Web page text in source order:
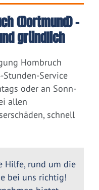
(Dortmund) –
gründlich
Hombruch
Service
oder an Sonn-
allen
schnell
Hilfe, rund um die
bei uns richtig!